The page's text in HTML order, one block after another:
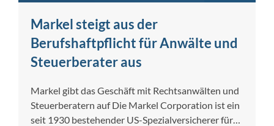
Markel steigt aus der
Berufshaftpflicht für Anwälte und
Steuerberater aus
Markel gibt das Geschäft mit Rechtsanwälten und
Steuerberatern auf Die Markel Corporation ist ein
seit 1930 bestehender US-Spezialversicherer für